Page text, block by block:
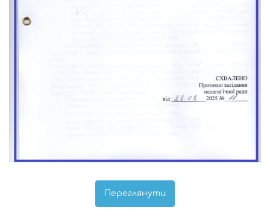
Переглянути